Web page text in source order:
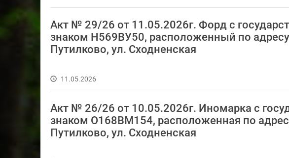
Акт № 29/26 от 11.05.2026г. Форд с
знаком Н569ВУ50, расположенный по
Путилково, ул. Сходненская
11.05.2026
Акт № 26/26 от 10.05.2026г. Иномарка с
знаком О168ВМ154, расположенная по
Путилково, ул. Сходненская